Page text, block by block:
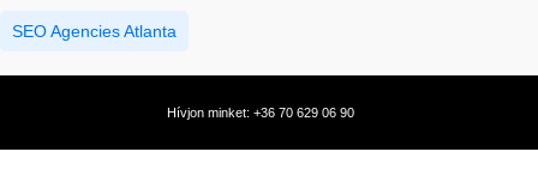
SEO Agencies Atlanta
Hívjon minket: +36 70 629 06 90